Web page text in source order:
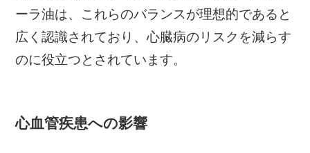
ーラ油は、これらのバランスが理想的であると
広く認識されており、心臓病のリスクを減らす
のに役立つとされています。
心血管疾患への影響